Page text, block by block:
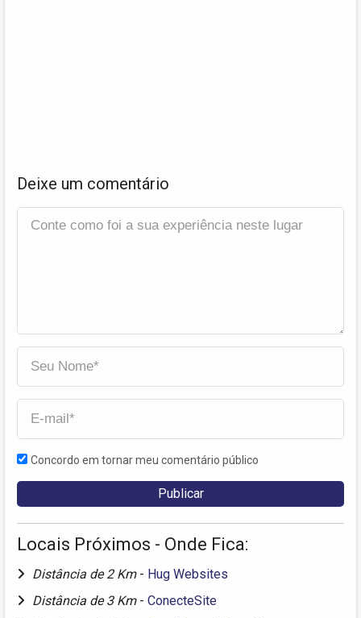
Deixe um comentário
Concordo em tornar meu comentário público
Locais Próximos - Onde Fica:
Distância de 2 Km - Hug Websites
Distância de 3 Km - ConecteSite